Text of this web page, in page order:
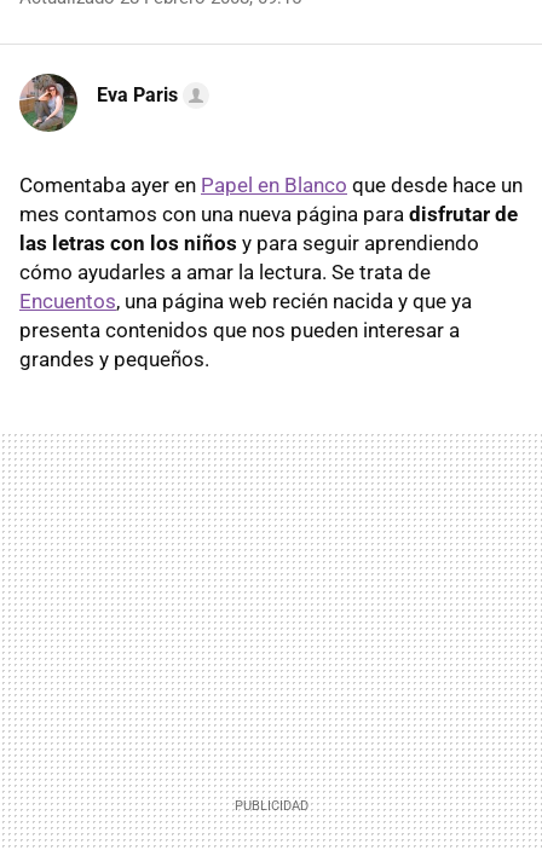
Eva Paris
Comentaba ayer en Papel en Blanco que desde hace un
mes contamos con una nueva página para disfrutar de
las letras con los niños y para seguir aprendiendo
cómo ayudarles a amar la lectura. Se trata de
Encuentos, una página web recién nacida y que ya
presenta contenidos que nos pueden interesar a
grandes y pequeños.